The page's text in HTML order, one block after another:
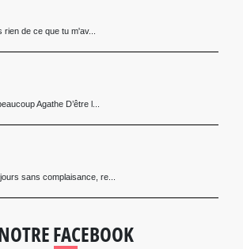
de ce que tu m'av...
Agathe D’être l...
sans complaisance, re...
FACEBOOK